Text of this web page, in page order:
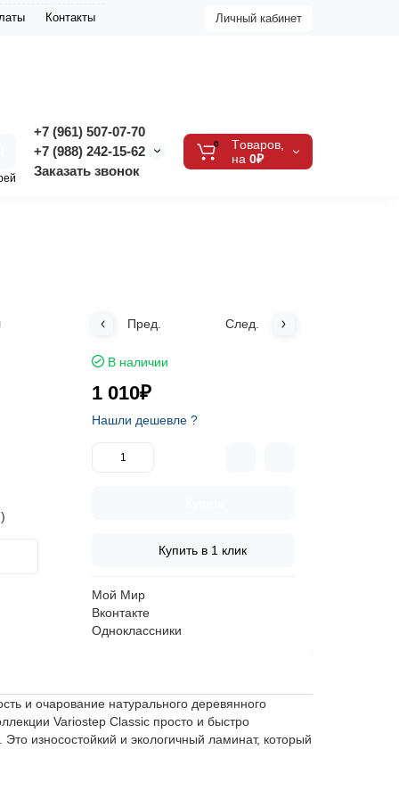
Контакты Личный кабинет
+7 (961) 507-07-70
+7 (988) 242-15-62
Заказать звонок
0
Tоваров,
на 0₽
Пред. След.
В наличии
1 010₽
Нашли дешевле ?
Купить в 1 клик
Мой Мир
Вконтакте
Одноклассники
и очарование натурального деревянного
Variostep Classic просто и быстро
износостойкий и экологичный ламинат, который